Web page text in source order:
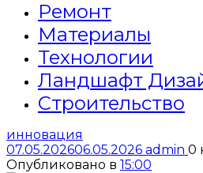
Ремонт
Материалы
Технологии
Ландшафт
Строительство
инновация
07.05.202606.05.2026 admin 0
Опубликовано в 15:00